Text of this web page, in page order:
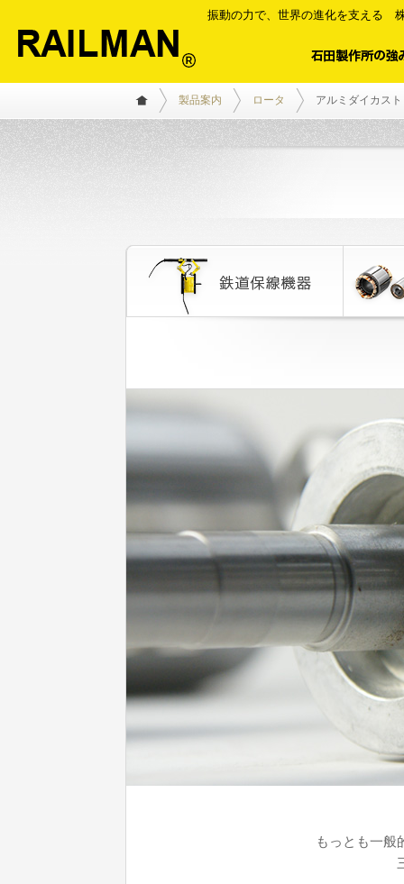
振動の力で、世界の進化を支える
製品案内 ロータ アルミダイカス
もっとも一般